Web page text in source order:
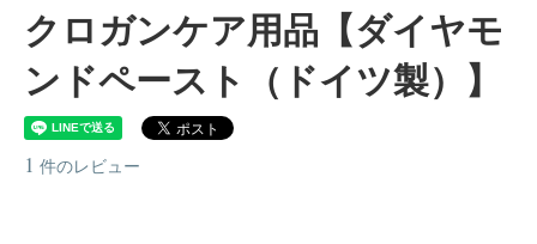
クロガンケア用品【ダイヤモ
ンドペースト（ドイツ製）】
1 件のレビュー